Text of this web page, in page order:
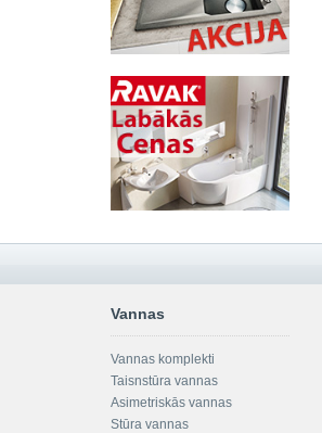
Vannas
Vannas komplekti
Taisnstūra vannas
Asimetriskās vannas
Stūra vannas